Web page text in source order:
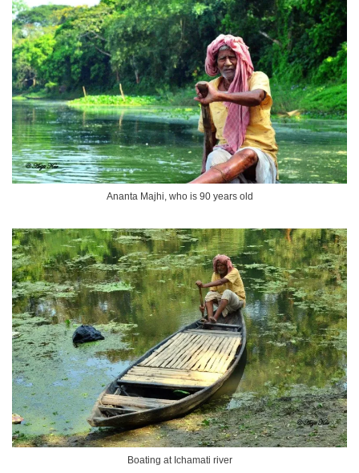
Ananta Majhi, who is 90 years old
Boating at Ichamati river